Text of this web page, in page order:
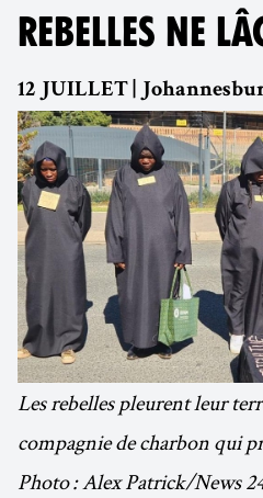
REBELLES NE
12 JUILLET |
Les rebelles pleurent leur
compagnie de charbon qui
Photo : Alex Patrick/News